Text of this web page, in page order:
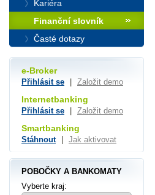
Kariéra
Finanční slovník
Časté dotazy
e-Broker
Přihlásit se Založit demo
Internetbanking
Přihlásit se Založit demo
Smartbanking
Stáhnout Jak aktivovat
POBOČKY A BANKOMATY
Vyberte kraj: